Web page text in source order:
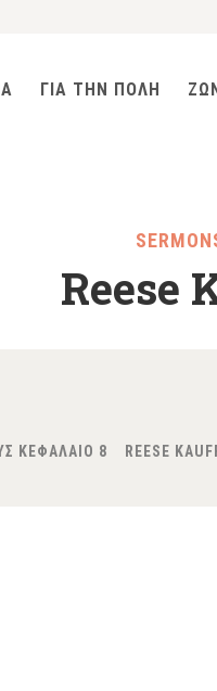
ΓΙΑ ΤΗΝ ΠΟΛΗ
Reese
ΚΕΦΑΛΑΙΟ 8 REESE